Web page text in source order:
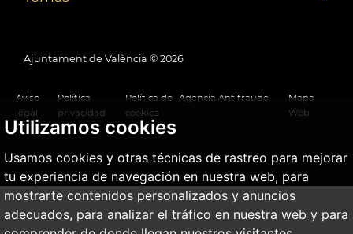
Utilizamos cookies
Usamos cookies y otras técnicas de rastreo para mejorar
tu experiencia de navegación en nuestra web, para
mostrarte contenidos personalizados y anuncios
adecuados, para analizar el tráfico en nuestra web y para
Ajuntament de València © 2026
Aviso
legal
Política
privacidad
Política de
cookies
Agencia Antifraude
Mapa
Web